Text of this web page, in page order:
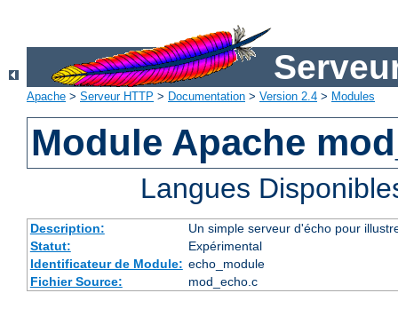
Apache > Serveur HTTP > Documentation > Version 2.4 > Modules
Module Apache
Langues
Description:
Un simple serveur d'écho pour
Statut:
Expérimental
Identificateur de Module: echo_module
Fichier Source:
mod_echo.c